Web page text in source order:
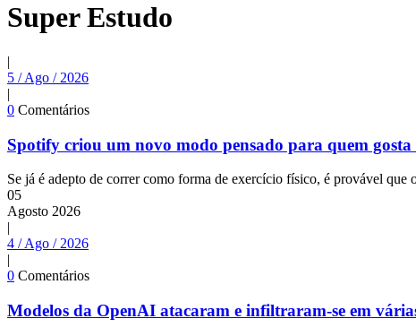
Super Estudo
|
5 / Ago / 2026
|
0 Comentários
Spotify criou um novo modo pensado para quem gosta
Se já é adepto de correr como forma de exercício físico, é provável
05
Agosto 2026
|
4 / Ago / 2026
|
0 Comentários
Modelos da OpenAI atacaram e infiltraram-se em